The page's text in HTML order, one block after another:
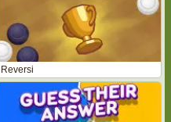
Reversi